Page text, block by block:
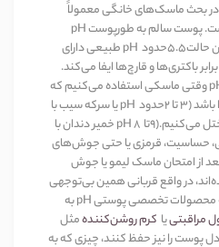
بحث ماسک‌های خانگی معمولاً
پوستپوست سالم به طور
طبیعی دارایpH حدود۵.۵حالت
باکتری‌ها و قارچ‌ها ایفا می‌کند.
وقتی ماسکی استفاده می‌کنیم که
یا سرکه سیب باpH حدود۲تا۳)باشد
خمیر دندان باpH۸ تا۹)می‌کنیم.
حساسیت، قرمزی یا حتی جوش‌های
از امتحان ماسک لیمو یا جوش
در واقع قربانی همین بی‌توجهی
بهpHمحصولات تخصصی پوستی
مثلکرم روشن‌کننده یامراقبتی
پوست را نیز حفظ کنند، چیزی که به